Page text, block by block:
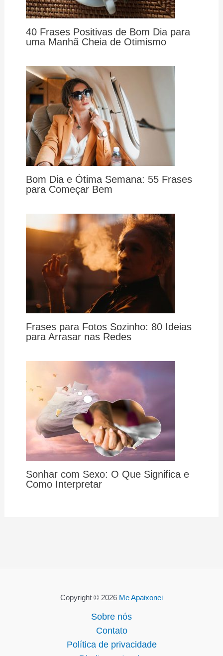
40 Frases Positivas de Bom Dia para
uma Manhã Cheia de Otimismo
Bom Dia e Ótima Semana: 55 Frases
para Começar Bem
Frases para Fotos Sozinho: 80 Ideias
para Arrasar nas Redes
Sonhar com Sexo: O Que Significa e
Como Interpretar
Copyright © 2026 Me Apaixonei
Sobre nós
Contato
Política de privacidade